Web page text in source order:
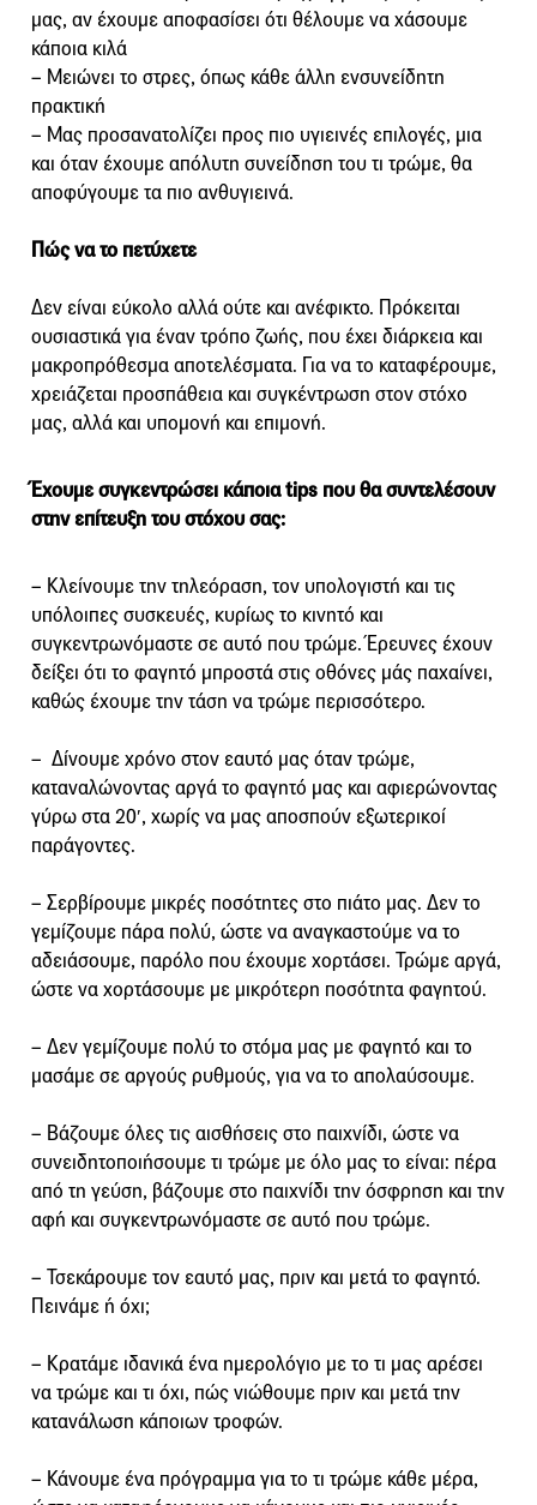
μας, αν έχουμε αποφασίσει ότι θέλουμε να χάσουμε
κάποια κιλά
– Μειώνει το στρες, όπως κάθε άλλη ενσυνείδητη
πρακτική
– Μας προσανατολίζει προς πιο υγιεινές επιλογές, μια
και όταν έχουμε απόλυτη συνείδηση του τι τρώμε, θα
αποφύγουμε τα πιο ανθυγιεινά.
Πώς να το πετύχετε
Δεν είναι εύκολο αλλά ούτε και ανέφικτο. Πρόκειται
ουσιαστικά για έναν τρόπο ζωής, που έχει διάρκεια και
μακροπρόθεσμα αποτελέσματα. Για να το καταφέρουμε,
χρειάζεται προσπάθεια και συγκέντρωση στον στόχο
μας, αλλά και υπομονή και επιμονή.
Έχουμε συγκεντρώσει κάποια tips που θα συντελέσουν
στην επίτευξη του στόχου σας:
– Κλείνουμε την τηλεόραση, τον υπολογιστή και τις
υπόλοιπες συσκευές, κυρίως το κινητό και
συγκεντρωνόμαστε σε αυτό που τρώμε. Έρευνες έχουν
δείξει ότι το φαγητό μπροστά στις οθόνες μάς παχαίνει,
καθώς έχουμε την τάση να τρώμε περισσότερο.
– Δίνουμε χρόνο στον εαυτό μας όταν τρώμε,
καταναλώνοντας αργά το φαγητό μας και αφιερώνοντας
γύρω στα 20′, χωρίς να μας αποσπούν εξωτερικοί
παράγοντες.
– Σερβίρουμε μικρές ποσότητες στο πιάτο μας. Δεν το
γεμίζουμε πάρα πολύ, ώστε να αναγκαστούμε να το
αδειάσουμε, παρόλο που έχουμε χορτάσει. Τρώμε αργά,
ώστε να χορτάσουμε με μικρότερη ποσότητα φαγητού.
– Δεν γεμίζουμε πολύ το στόμα μας με φαγητό και το
μασάμε σε αργούς ρυθμούς, για να το απολαύσουμε.
– Βάζουμε όλες τις αισθήσεις στο παιχνίδι, ώστε να
συνειδητοποιήσουμε τι τρώμε με όλο μας το είναι: πέρα
από τη γεύση, βάζουμε στο παιχνίδι την όσφρηση και την
αφή και συγκεντρωνόμαστε σε αυτό που τρώμε.
– Τσεκάρουμε τον εαυτό μας, πριν και μετά το φαγητό.
Πεινάμε ή όχι;
– Κρατάμε ιδανικά ένα ημερολόγιο με το τι μας αρέσει
να τρώμε και τι όχι, πώς νιώθουμε πριν και μετά την
κατανάλωση κάποιων τροφών.
– Κάνουμε ένα πρόγραμμα για το τι τρώμε κάθε μέρα,